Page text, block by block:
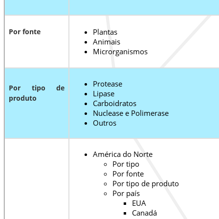
Por fonte
Plantas
Animais
Microrganismos
Por tipo de
produto
Protease
Lipase
Carboidratos
Nuclease e Polimerase
Outros
América do Norte
Por tipo
Por fonte
Por tipo de produto
Por país
EUA
Canadá